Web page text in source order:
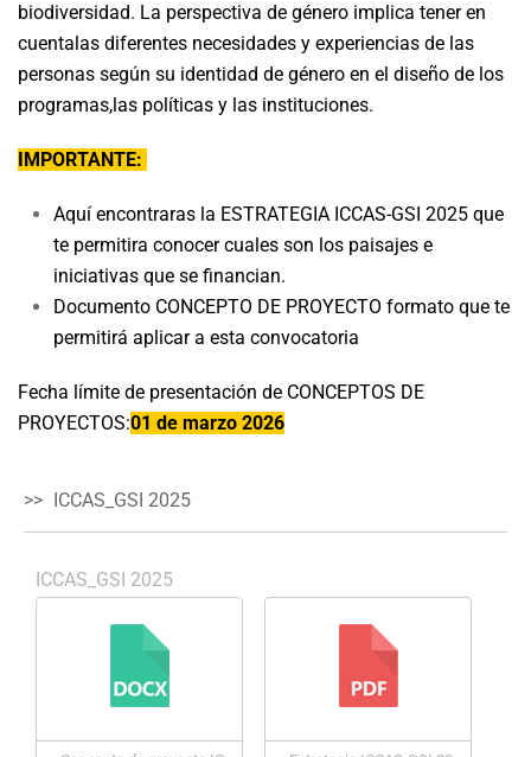
biodiversidad. La perspectiva de género implica tener en
cuentalas diferentes necesidades y experiencias de las
personas según su identidad de género en el diseño de los
programas,las políticas y las instituciones.
IMPORTANTE:
Aquí encontraras la ESTRATEGIA ICCAS-GSI 2025 que
te permitira conocer cuales son los paisajes e
iniciativas que se financian.
Documento CONCEPTO DE PROYECTO formato que te
permitirá aplicar a esta convocatoria
Fecha límite de presentación de CONCEPTOS DE
PROYECTOS:01 de marzo 2026
ICCAS_GSI 2025
ICCAS_GSI 2025